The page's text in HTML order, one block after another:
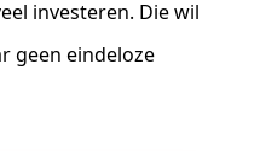
investeren. Die wil
geen eindeloze